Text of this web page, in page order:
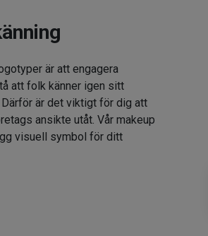
är att engagera
att folk känner igen sitt
är det viktigt för dig att
ansikte utåt. Vår makeup
visuell symbol för ditt